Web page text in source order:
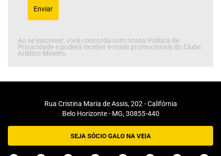
Enviar
Ao se inscrever, você concorda com nossa Política de
Privacidade e poderá receber e-mails promocionais do Clube
Atlético Mineiro.
Rua Cristina Maria de Assis, 202 - Califórnia
Belo Horizonte - MG, 30855-440
SEJA SÓCIO GALO NA VEIA